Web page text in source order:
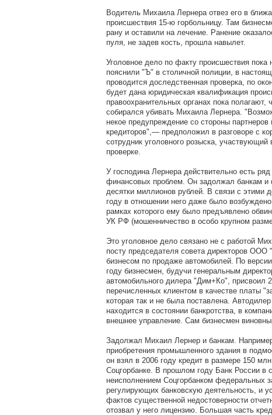
Водитель Михаила Лернера отвез его в
происшествия 15-ю горбольницу. Там
рану и оставили на лечение. Ранение
пуля, не задев кость, прошла навылет.
Уголовное дело по факту происшествия пока
пояснили "Ъ" в столичной полиции, в
проводится доследственная проверка, по
будет дана юридическая квалификация
правоохранительных органах пока полагают,
собирался убивать Михаила Лернера.
некое предупреждение со стороны партнеров
кредиторов",— предположил в разговоре с
сотрудник уголовного розыска, участвующий
проверке.
У господина Лернера действительно есть
финансовых проблем. Он задолжал банкам и
десятки миллионов рублей. В связи с этими
году в отношении него даже было
рамках которого ему было предъявлено
УК РФ (мошенничество в особо крупном
Это уголовное дело связано не с работой
посту председателя совета директоров ООО
бизнесом по продаже автомобилей. По
году бизнесмен, будучи генеральным
автомобильного дилера "Дим+Ко", присвоил
перечисленных клиентом в качестве платы
которая так и не была поставлена.
находится в состоянии банкротства, в
внешнее управление. Сам бизнесмен
Задолжал Михаил Лернер и банкам.
приобретения промышленного здания в
он взял в 2006 году кредит в размере 150
Соцгорбанке. В прошлом году Банк России в
неисполнением Соцгорбанком федеральных
регулирующих банковскую деятельность, и
фактов существенной недостоверности
отозвал у него лицензию. Большая часть